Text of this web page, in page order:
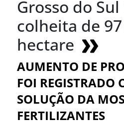
Grosso do
colheita de
hectare
AUMENTO DE
FOI REGISTRADO
SOLUÇÃO DA
FERTILIZANTES